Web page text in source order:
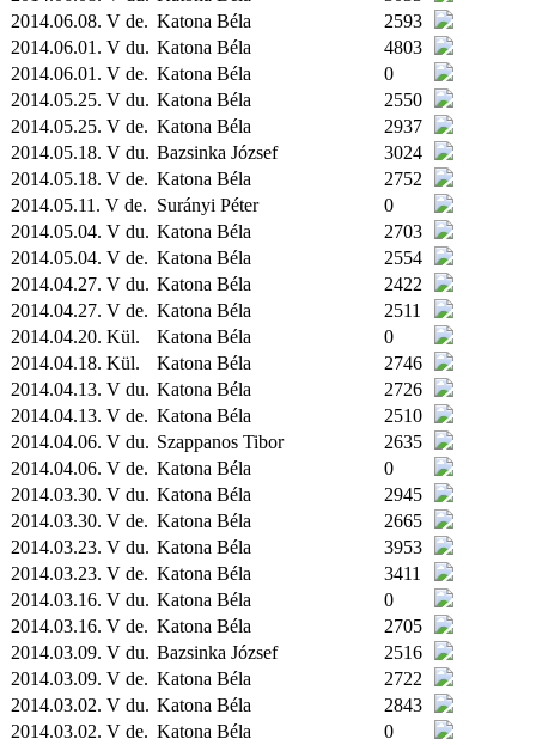
2014.06.08. V de. Katona Béla
2593
2014.06.01. V du. Katona Béla
4803
2014.06.01. V de. Katona Béla
0
2014.05.25. V du. Katona Béla
2550
2014.05.25. V de. Katona Béla
2937
2014.05.18. V du. Bazsinka József
3024
2014.05.18. V de. Katona Béla
2752
2014.05.11. V de. Surányi Péter
0
2014.05.04. V du. Katona Béla
2703
2014.05.04. V de. Katona Béla
2554
2014.04.27. V du. Katona Béla
2422
2014.04.27. V de. Katona Béla
2511
2014.04.20. Kül. Katona Béla
0
2014.04.18. Kül. Katona Béla
2746
2014.04.13. V du. Katona Béla
2726
2014.04.13. V de. Katona Béla
2510
2014.04.06. V du. Szappanos Tibor
2635
2014.04.06. V de. Katona Béla
0
2014.03.30. V du. Katona Béla
2945
2014.03.30. V de. Katona Béla
2665
2014.03.23. V du. Katona Béla
3953
2014.03.23. V de. Katona Béla
3411
2014.03.16. V du. Katona Béla
0
2014.03.16. V de. Katona Béla
2705
2014.03.09. V du. Bazsinka József
2516
2014.03.09. V de. Katona Béla
2722
2014.03.02. V du. Katona Béla
2843
2014.03.02. V de. Katona Béla
0